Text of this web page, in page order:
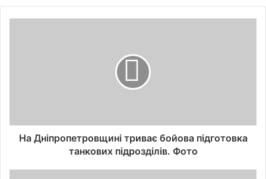
На Дніпропетровщині триває бойова підготовка
танкових підрозділів. Фото